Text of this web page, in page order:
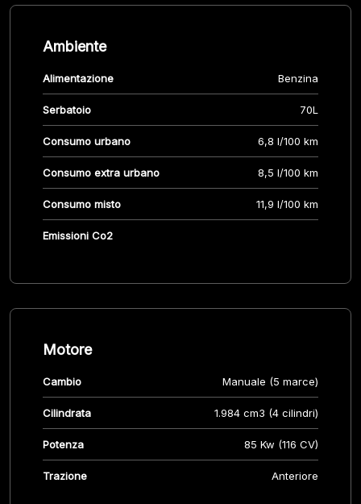
Ambiente
Alimentazione Benzina
Serbatoio 70L
Consumo urbano 6,8 l/100 km
Consumo extra urbano 8,5 l/100 km
Consumo misto 11,9 l/100 km
Emissioni Co2
Motore
Cambio Manuale (5 marce)
Cilindrata 1.984 cm3 (4 cilindri)
Potenza 85 Kw (116 CV)
Trazione Anteriore